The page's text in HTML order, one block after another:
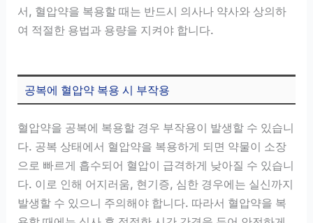
서, 혈압약을 복용할 때는 반드시 의사나 약사와 상의하
여 적절한 용법과 용량을 지켜야 합니다.
공복에 혈압약 복용 시 부작용
혈압약을 공복에 복용할 경우 부작용이 발생할 수 있습니
다. 공복 상태에서 혈압약을 복용하게 되면 약물이 소장
으로 빠르게 흡수되어 혈압이 급격하게 낮아질 수 있습니
다. 이로 인해 어지러움, 현기증, 심한 경우에는 실신까지
발생할 수 있으니 주의해야 합니다. 따라서 혈압약을 복